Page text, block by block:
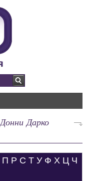
Донни Дарко
П Р С Т У Ф Х Ц Ч